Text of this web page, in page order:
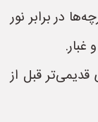
در برابر نور
قبل از